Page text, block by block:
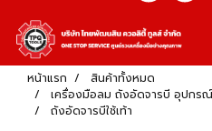
หน้าแรก
สินค้าทั้งหมด
เครื่องมือลม ถังอัดจารบี อุปกร
ถังอัดจารบีใช้เท้า